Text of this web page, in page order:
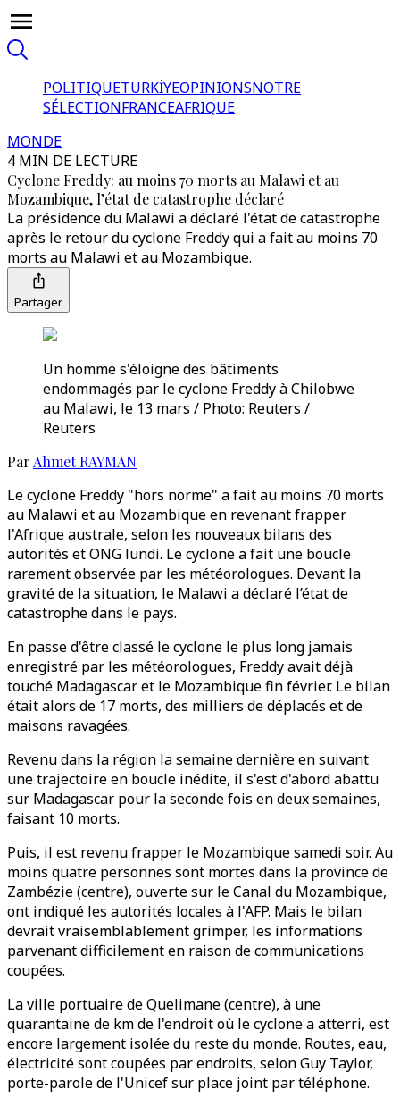
POLITIQUETÜRKİYEOPINIONSNOTRE
SÉLECTIONFRANCEAFRIQUE
MONDE
4 MIN DE LECTURE
Cyclone Freddy: au moins 70 morts au Malawi et au
Mozambique, l’état de catastrophe déclaré
La présidence du Malawi a déclaré l'état de catastrophe
après le retour du cyclone Freddy qui a fait au moins 70
morts au Malawi et au Mozambique.
Partager
Un homme s'éloigne des bâtiments
endommagés par le cyclone Freddy à Chilobwe
au Malawi, le 13 mars / Photo: Reuters /
Reuters
Par Ahmet RAYMAN
Le cyclone Freddy "hors norme" a fait au moins 70 morts
au Malawi et au Mozambique en revenant frapper
l'Afrique australe, selon les nouveaux bilans des
autorités et ONG lundi. Le cyclone a fait une boucle
rarement observée par les météorologues. Devant la
gravité de la situation, le Malawi a déclaré l’état de
catastrophe dans le pays.
En passe d'être classé le cyclone le plus long jamais
enregistré par les météorologues, Freddy avait déjà
touché Madagascar et le Mozambique fin février. Le bilan
était alors de 17 morts, des milliers de déplacés et de
maisons ravagées.
Revenu dans la région la semaine dernière en suivant
une trajectoire en boucle inédite, il s'est d'abord abattu
sur Madagascar pour la seconde fois en deux semaines,
faisant 10 morts.
Puis, il est revenu frapper le Mozambique samedi soir. Au
moins quatre personnes sont mortes dans la province de
Zambézie (centre), ouverte sur le Canal du Mozambique,
ont indiqué les autorités locales à l'AFP. Mais le bilan
devrait vraisemblablement grimper, les informations
parvenant difficilement en raison de communications
coupées.
La ville portuaire de Quelimane (centre), à une
quarantaine de km de l'endroit où le cyclone a atterri, est
encore largement isolée du reste du monde. Routes, eau,
électricité sont coupées par endroits, selon Guy Taylor,
porte-parole de l'Unicef sur place joint par téléphone.